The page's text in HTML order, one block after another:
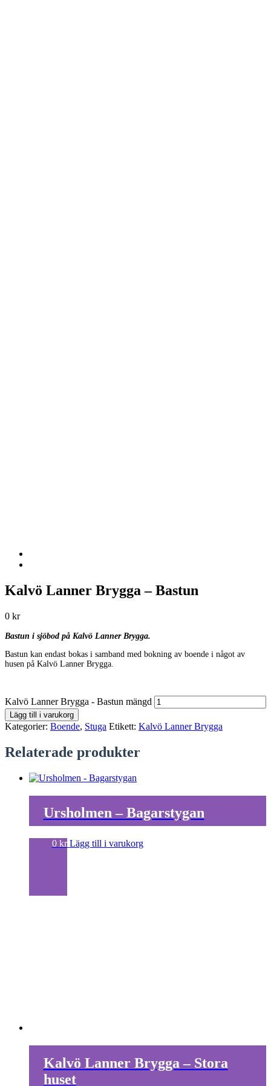
Kalvö Lanner Brygga – Bastun
0 kr
Bastun i sjöbod på Kalvö Lanner Brygga.
Bastun kan endast bokas i samband med bokning av boende i något av
husen på Kalvö Lanner Brygga.
Kalvö Lanner Brygga - Bastun mängd
Lägg till i varukorg
Kategorier: Boende, Stuga Etikett: Kalvö Lanner Brygga
Relaterade produkter
Ursholmen – Bagarstygan
0 kr Lägg till i varukorg
Kalvö Lanner Brygga – Stora
huset